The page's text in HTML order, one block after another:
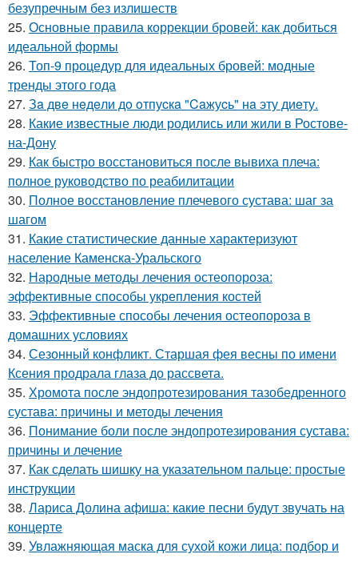
безупречным без излишеств
25. Основные правила коррекции бровей: как добиться
идеальной формы
26. Топ-9 процедур для идеальных бровей: модные
тренды этого года
27. Зa двe нeдeли дo oтпуcкa "Caжуcь" нa эту диeту.
28. Какие известные люди родились или жили в Ростове-
на-Дону
29. Как быстро восстановиться после вывиха плеча:
полное руководство по реабилитации
30. Полное восстановление плечевого сустава: шаг за
шагом
31. Какие статистические данные характеризуют
население Каменска-Уральского
32. Народные методы лечения остеопороза:
эффективные способы укрепления костей
33. Эффективные способы лечения остеопороза в
домашних условиях
34. Сезонный конфликт. Старшая фея весны по имени
Ксения продрала глаза до рассвета.
35. Хромота после эндопротезирования тазобедренного
сустава: причины и методы лечения
36. Понимание боли после эндопротезирования сустава:
причины и лечение
37. Как сделать шишку на указательном пальце: простые
инструкции
38. Лариса Долина афиша: какие песни будут звучать на
концерте
39. Увлажняющая маска для сухой кожи лица: подбор и